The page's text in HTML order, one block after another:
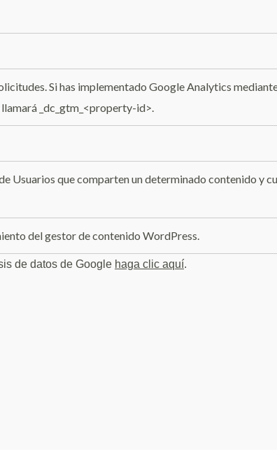
Si has implementado Google Analytics
_dc_gtm_<property-id>.
Usuarios que comparten un determinado contenido y
del gestor de contenido WordPress.
de datos de Google haga clic aquí.